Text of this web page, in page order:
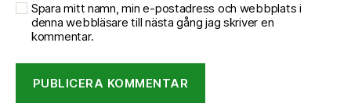
Spara mitt namn, min e-postadress och webbplats i
denna webbläsare till nästa gång jag skriver en
kommentar.